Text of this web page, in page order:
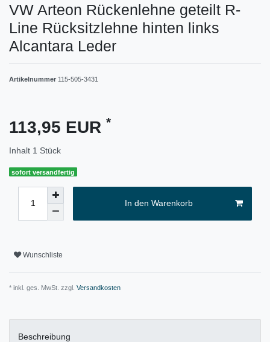
VW Arteon Rückenlehne geteilt R-
Line Rücksitzlehne hinten links
Alcantara Leder
Artikelnummer 115-505-3431
113,95 EUR *
Inhalt 1 Stück
sofort versandfertig
In den Warenkorb
Wunschliste
* inkl. ges. MwSt. zzgl. Versandkosten
Beschreibung